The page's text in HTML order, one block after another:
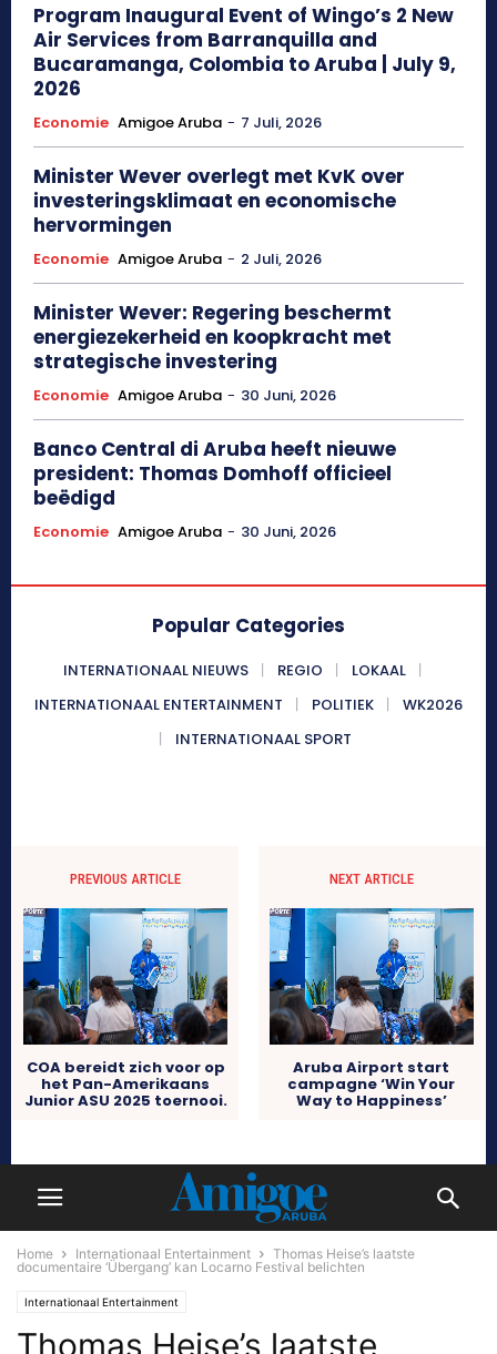
Program Inaugural Event of Wingo’s 2 New
Air Services from Barranquilla and
Bucaramanga, Colombia to Aruba | July 9,
2026
Economie Amigoe Aruba - 7 Juli, 2026
Minister Wever overlegt met KvK over
investeringsklimaat en economische
hervormingen
Economie Amigoe Aruba - 2 Juli, 2026
Minister Wever: Regering beschermt
energiezekerheid en koopkracht met
strategische investering
Economie Amigoe Aruba - 30 Juni, 2026
Banco Central di Aruba heeft nieuwe
president: Thomas Domhoff officieel
beëdigd
Economie Amigoe Aruba - 30 Juni, 2026
Popular Categories
INTERNATIONAAL NIEUWS REGIO
LOKAAL
INTERNATIONAAL ENTERTAINMENT
POLITIEK
WK2026
INTERNATIONAAL SPORT
PREVIOUS ARTICLE
COA bereidt zich voor op
het Pan-Amerikaans
Junior ASU 2025 toernooi.
NEXT ARTICLE
Aruba Airport start
campagne ‘Win Your
Way to Happiness’